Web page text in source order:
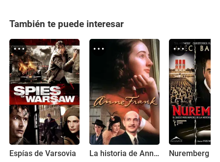
También te puede interesar
Espías de Varsovia La historia de Anna Frank Nuremberg